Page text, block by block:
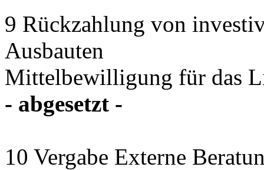
9 Rückzahlung von
Ausbauten
Mittelbewilligung für das
- abgesetzt -
10 Vergabe Externe